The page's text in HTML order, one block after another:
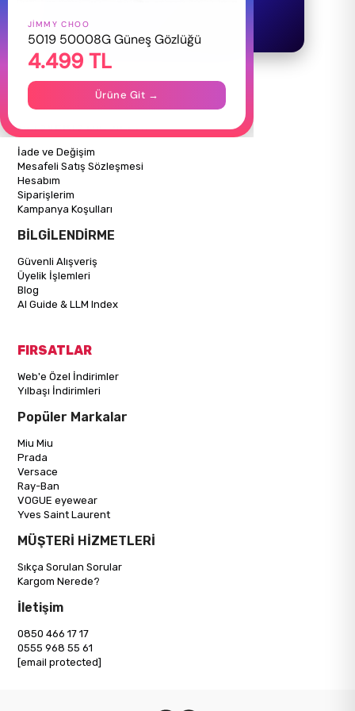
HAKKIMIZDA
Hakkımızda
Gizlilik Politikası
İletişim
Mağazalarımız
ALIŞVERİŞ BİLGİLERİ
İade ve Değişim
Mesafeli Satış Sözleşmesi
Hesabım
Siparişlerim
Kampanya Koşulları
BİLGİLENDİRME
Güvenli Alışveriş
Üyelik İşlemleri
Blog
AI Guide & LLM Index
FIRSATLAR
Web'e Özel İndirimler
Yılbaşı İndirimleri
Popüler Markalar
Miu Miu
Prada
Versace
Ray-Ban
VOGUE eyewear
Yves Saint Laurent
MÜŞTERİ HİZMETLERİ
Sıkça Sorulan Sorular
Kargom Nerede?
İletişim
0850 466 17 17
0555 968 55 61
[email protected]
JIMMY CHOO
5019 50008G Güneş Gözlüğü
4.499 TL
Ürüne Git →